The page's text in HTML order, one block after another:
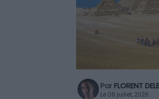
Par FLORENT
Le 06 juillet, 2026